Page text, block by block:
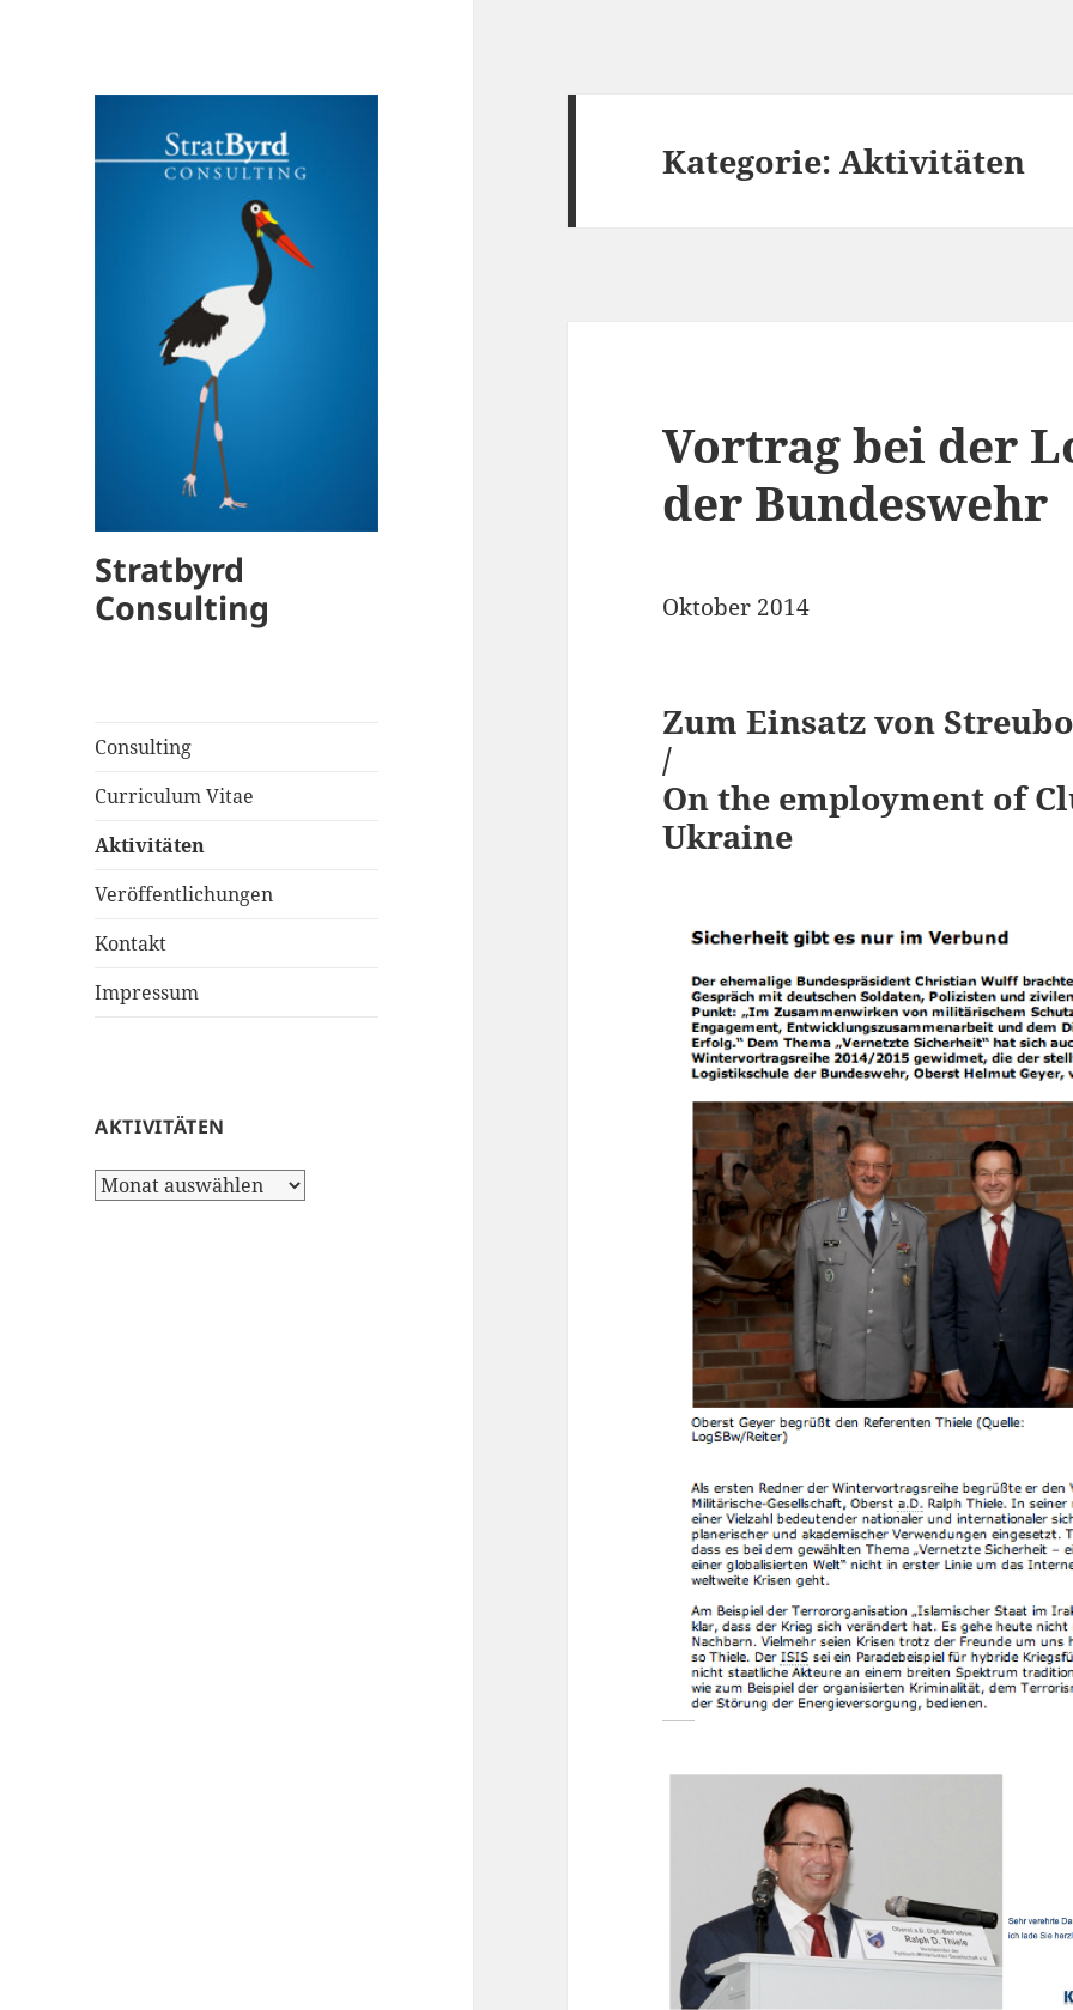
Stratbyrd
Consulting
Consulting
Curriculum Vitae
Aktivitäten
Veröffentlichungen
Kontakt
Impressum
AKTIVITÄTEN
Aktivitäten
Kategorie:Aktivitäten
Vortrag bei der
der Bundeswehr
Oktober 2014
Zum Einsatz von
/
On the employment of
Ukraine